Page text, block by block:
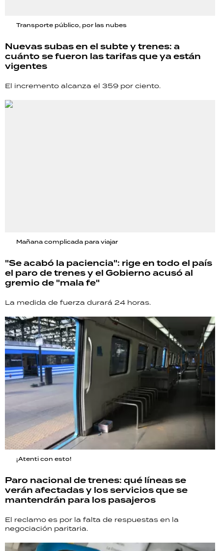
Transporte público, por las nubes
Nuevas subas en el subte y trenes: a
cuánto se fueron las tarifas que ya están
vigentes
El incremento alcanza el 359 por ciento.
Mañana complicada para viajar
"Se acabó la paciencia": rige en todo el país
el paro de trenes y el Gobierno acusó al
gremio de "mala fe"
La medida de fuerza durará 24 horas.
¡Atenti con esto!
Paro nacional de trenes: qué líneas se
verán afectadas y los servicios que se
mantendrán para los pasajeros
El reclamo es por la falta de respuestas en la
negociación paritaria.